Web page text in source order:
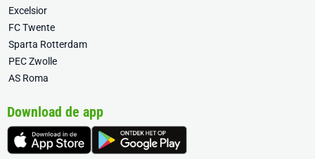
Excelsior
FC Twente
Sparta Rotterdam
PEC Zwolle
AS Roma
Download de app